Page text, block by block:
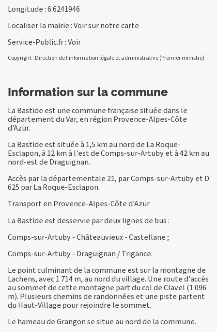
Longitude : 6.6241946
Localiser la mairie :Voir sur notre carte
Service-Public.fr :Voir
Copyright : Direction de l'information légale et administrative (Premier ministre)
Information sur la commune
La Bastide est une commune française située dans le
département du Var, en région Provence-Alpes-Côte
d'Azur.
La Bastide est située à 1,5 km au nord de La Roque-
Esclapon, à 12 km à l'est de Comps-sur-Artuby et à 42 km au
nord-est de Draguignan.
Accès par la départementale 21, par Comps-sur-Artuby et D
625 par La Roque-Esclapon.
Transport en Provence-Alpes-Côte d'Azur
La Bastide est desservie par deux lignes de bus :
Comps-sur-Artuby - Châteauvieux - Castellane ;
Comps-sur-Artuby - Draguignan / Trigance.
Le point culminant de la commune est sur la montagne de
Lachens, avec 1 714 m, au nord du village. Une route d'accès
au sommet de cette montagne part du col de Clavel (1 096
m). Plusieurs chemins de randonnées et une piste partent
du Haut-Village pour rejoindre le sommet.
Le hameau de Grangon se situe au nord de la commune.